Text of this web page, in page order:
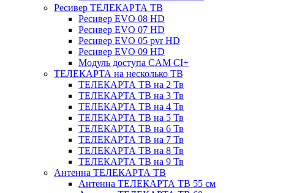
Ресивер ТЕЛЕКАРТА ТВ
Ресивер EVO 08 HD
Ресивер EVO 07 HD
Ресивер EVO 05 pvr HD
Ресивер EVO 09 HD
Модуль доступа CAM CI+
ТЕЛЕКАРТА на несколько ТВ
ТЕЛЕКАРТА ТВ на 2 Тв
ТЕЛЕКАРТА ТВ на 3 Тв
ТЕЛЕКАРТА ТВ на 4 Тв
ТЕЛЕКАРТА ТВ на 5 Тв
ТЕЛЕКАРТА ТВ на 6 Тв
ТЕЛЕКАРТА ТВ на 7 Тв
ТЕЛЕКАРТА ТВ на 8 Тв
ТЕЛЕКАРТА ТВ на 9 Тв
Антенна ТЕЛЕКАРТА ТВ
Антенна ТЕЛЕКАРТА ТВ 55 см